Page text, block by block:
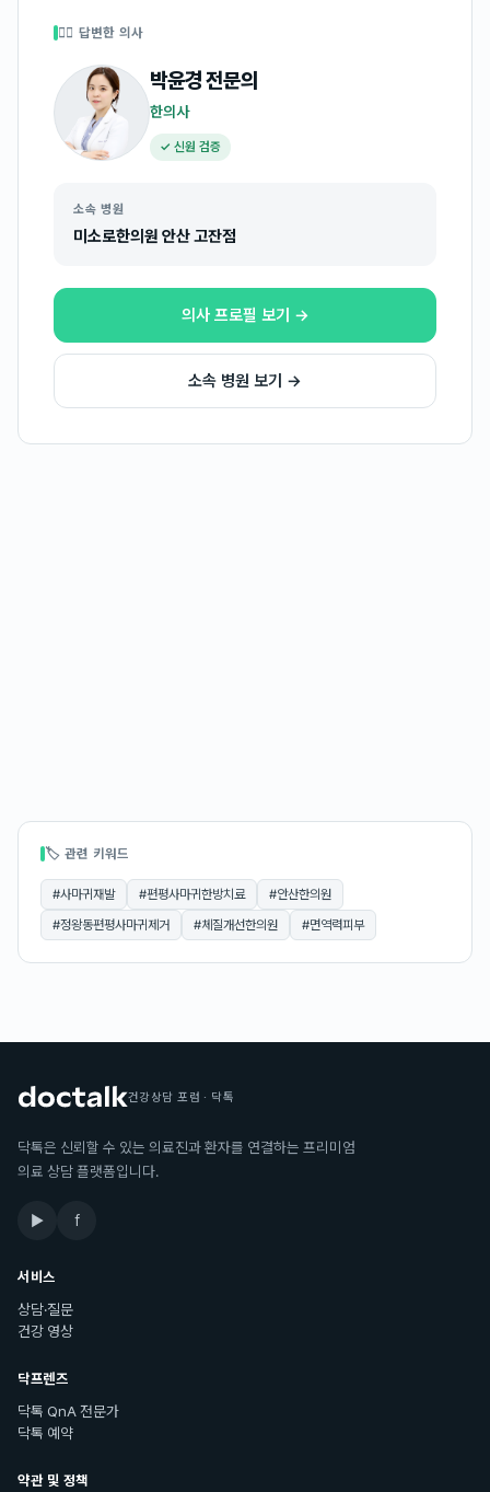
👩‍⚕️ 답변한 의사
박윤경전문의
한의사
✓ 신원 검증
소속 병원
미소로한의원 안산 고잔점
의사 프로필 보기 →
소속 병원 보기 →
🏷 관련 키워드
#사마귀재발 #편평사마귀한방치료 #안산한의원
#정왕동편평사마귀제거 #체질개선한의원 #면역력피부
건강상담 포럼 · 닥톡
닥톡은 신뢰할 수 있는 의료진과 환자를 연결하는 프리미엄
의료 상담 플랫폼입니다.
▶ f
서비스
상담·질문
건강 영상
닥프렌즈
닥톡 QnA 전문가
닥톡 예약
약관 및 정책